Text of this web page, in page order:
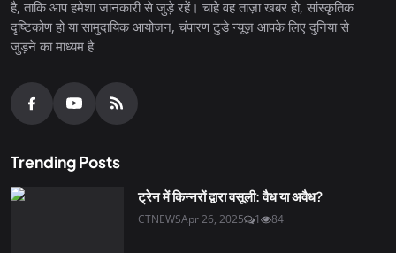
है, ताकि आप हमेशा जानकारी से जुड़े रहें। चाहे वह ताज़ा खबर हो, सांस्कृतिक
दृष्टिकोण हो या सामुदायिक आयोजन, चंपारण टुडे न्यूज़ आपके लिए दुनिया से
जुड़ने का माध्यम है
Trending Posts
ट्रेन में किन्नरों द्वारा वसूली: वैध या अवैध?
CTNEWSApr 26, 2025 1 84